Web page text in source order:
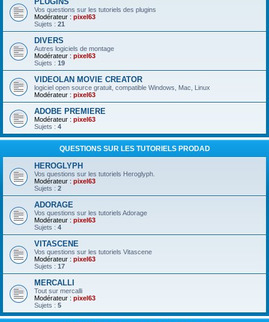
Vos questions sur les tutoriels des plugins
Modérateur : pixel63
Sujets : 21
DIVERS
Autres logiciels de montage
Modérateur : pixel63
Sujets : 19
VIDEOLAN MOVIE CREATOR
logiciel open source gratuit, compatible Windows, Mac, Linux
Modérateur : pixel63
ADOBE PREMIERE
Modérateur : pixel63
Sujets : 4
QUESTIONS SUR LES TUTORIELS PRODAD
HEROGLYPH
Vos questions sur les tutoriels Heroglyph.
Modérateur : pixel63
Sujets : 2
ADORAGE
Vos questions sur les tutoriels Adorage
Modérateur : pixel63
Sujets : 4
VITASCENE
Vos questions sur les tutoriels Vitascene
Modérateur : pixel63
Sujets : 17
MERCALLI
Tout sur mercalli
Modérateur : pixel63
Sujets : 5